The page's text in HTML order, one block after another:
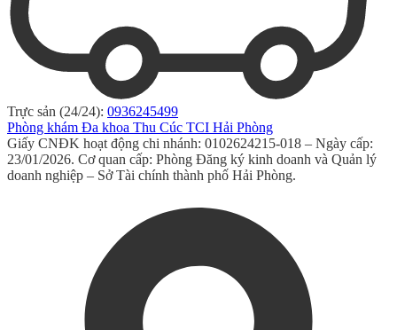
Trực sản (24/24): 0936245499
Phòng khám Đa khoa Thu Cúc TCI Hải Phòng
Giấy CNĐK hoạt động chi nhánh: 0102624215-018 – Ngày cấp:
23/01/2026. Cơ quan cấp: Phòng Đăng ký kinh doanh và Quản lý
doanh nghiệp – Sở Tài chính thành phố Hải Phòng.